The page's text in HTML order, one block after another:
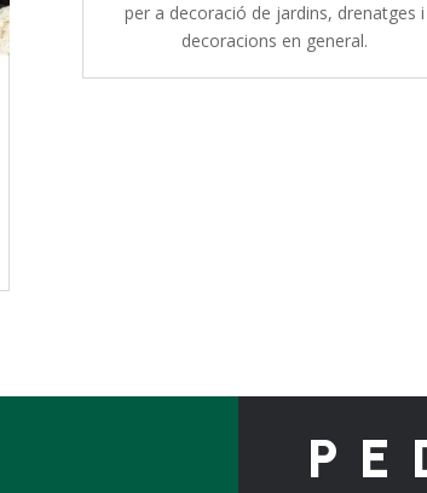
per a decoració de jardins, drenatges i
decoracions en general.